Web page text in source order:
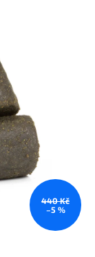
440 Kč
–5 %